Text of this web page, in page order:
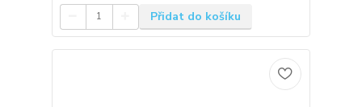
Přidat do košíku